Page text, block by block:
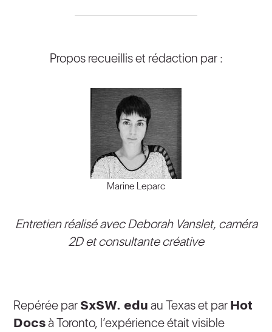
Propos recueillis et rédaction par :
Marine Leparc
Entretien réalisé avec Deborah Vanslet, caméra
2D et consultante créative
Repérée par SxSW. edu au Texas et par Hot
Docsà Toronto, l’expérience était visible